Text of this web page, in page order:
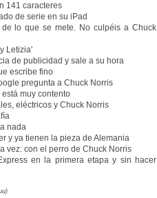
141 caracteres
de serie en su iPad
lo que se mete. No culpéis a Chuck
Letizia'
de publicidad y sale a su hora
escribe fino
pregunta a Chuck Norris
muy contento
eléctricos y Chuck Norris
nada
y ya tienen la pieza de Alemania
vez: con el perro de Chuck Norris
en la primera etapa y sin hacer